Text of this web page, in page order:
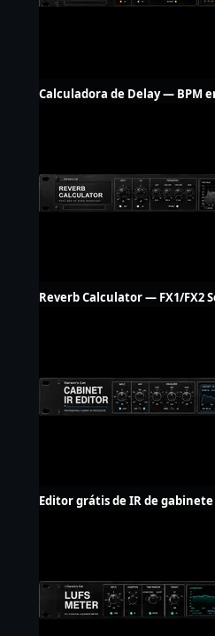
Calculadora de Delay — BPM
Reverb Calculator — FX1/FX2
Editor grátis de IR de gabinete